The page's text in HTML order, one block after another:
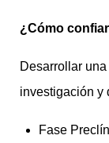
¿Cómo
Desarrollar
investigación y
Fase